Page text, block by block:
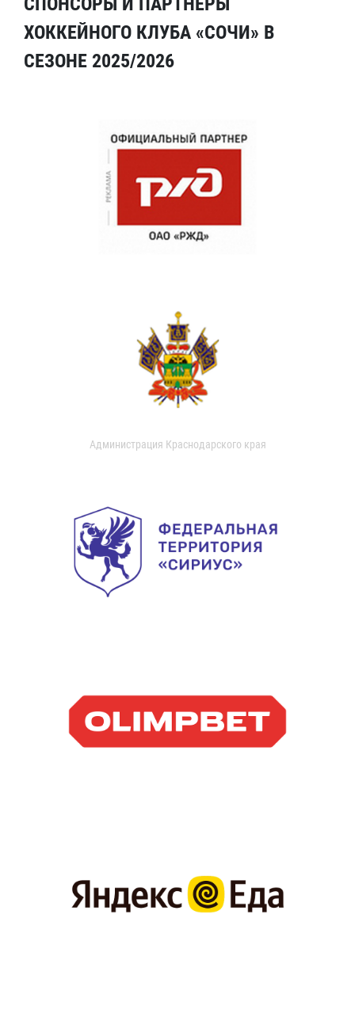
ХОККЕЙНОГО КЛУБА «СОЧИ» В
СЕЗОНЕ 2025/2026
Администрация Краснодарского края